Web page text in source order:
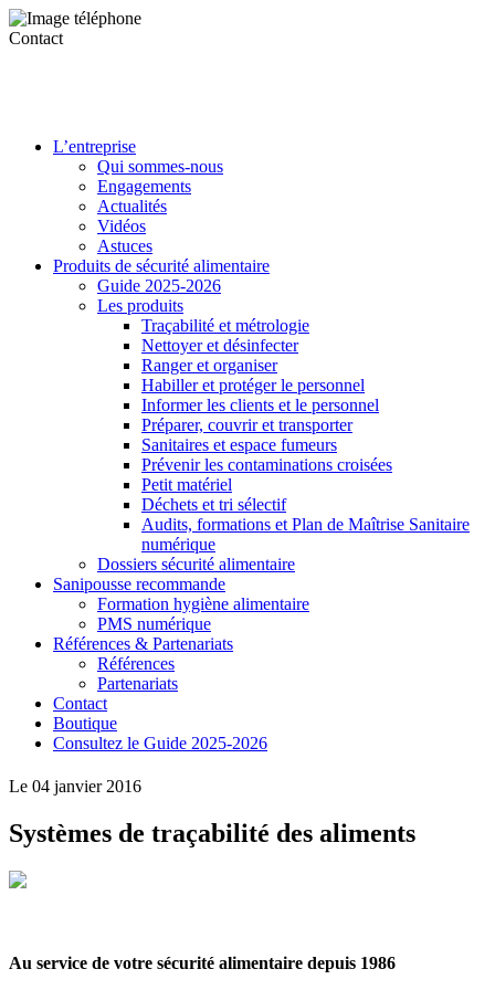
Contact
L’entreprise
Qui sommes-nous
Engagements
Actualités
Vidéos
Astuces
Produits de sécurité alimentaire
Guide 2025-2026
Les produits
Traçabilité et métrologie
Nettoyer et désinfecter
Ranger et organiser
Habiller et protéger le personnel
Informer les clients et le personnel
Préparer, couvrir et transporter
Sanitaires et espace fumeurs
Prévenir les contaminations croisées
Petit matériel
Déchets et tri sélectif
Audits, formations et Plan de Maîtrise Sanitaire
numérique
Dossiers sécurité alimentaire
Sanipousse recommande
Formation hygiène alimentaire
PMS numérique
Références & Partenariats
Références
Partenariats
Contact
Boutique
Consultez le Guide 2025-2026
Le 04 janvier 2016
Systèmes de traçabilité des aliments
Au service de votre sécurité alimentaire depuis 1986